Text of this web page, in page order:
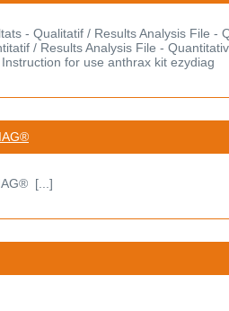
- Qualitatif / Results Analysis File -
/ Results Analysis File -
for use anthrax kit ezydiag
[...]